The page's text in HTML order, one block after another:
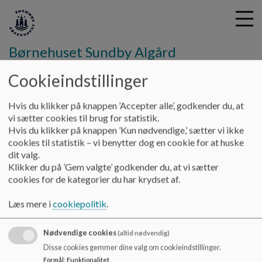
i
Børnehuset Sundby Algård
Om os Åbningstid og lukkedage
Åbningstid og lukkedage
Lukkedage i 2026
Påske
30. marts 2026 - 6. april 2026
Grundlovsdag
5. juni 2026
Cookieindstillinger
Hvis du klikker på knappen ’Accepter alle’, godkender du, at
vi sætter cookies til brug for statistik.
Hvis du klikker på knappen ’Kun nødvendige,’ sætter vi ikke
cookies til statistik – vi benytter dog en cookie for at huske
dit valg.
Klikker du på ’Gem valgte’ godkender du, at vi sætter
cookies for de kategorier du har krydset af.
Læs mere icookiepolitik.
Nødvendige cookies(altid nødvendig)
Disse cookies gemmer dine valg om cookieindstillinger.
Formål: Funktionalitet